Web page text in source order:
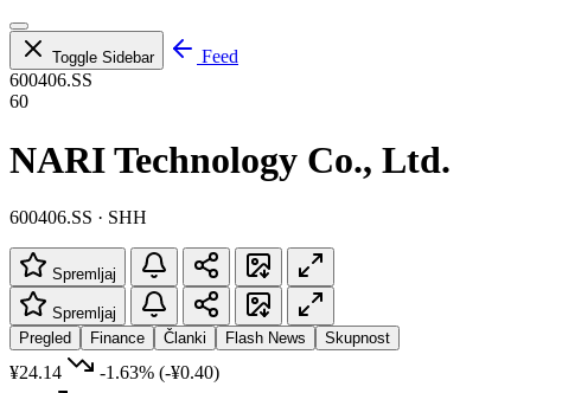
Toggle Sidebar
Feed
600406.SS
60
NARI Technology Co., Ltd.
600406.SS · SHH
Spremljaj
Spremljaj
Pregled
Finance Članki Flash News Skupnost
¥24.14 -1.63% (-¥0.40)